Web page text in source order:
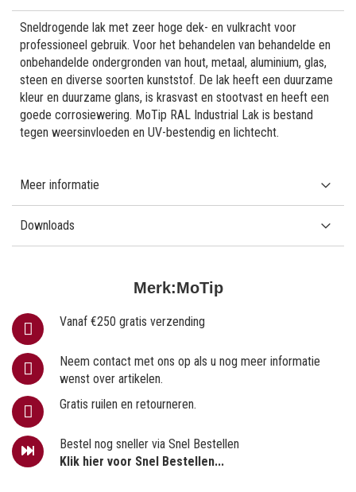
Merk:MoTip
Vanaf €250 gratis verzending
Neem contact met ons op als u nog meer informatie
wenst over artikelen.
Gratis ruilen en retourneren.
Bestel nog sneller via Snel Bestellen
Klik hier voor Snel Bestellen...
Sneldrogende lak met zeer hoge dek- en vulkracht voor
professioneel gebruik. Voor het behandelen van behandelde en
onbehandelde ondergronden van hout, metaal, aluminium, glas,
steen en diverse soorten kunststof. De lak heeft een duurzame
kleur en duurzame glans, is krasvast en stootvast en heeft een
goede corrosiewering. MoTip RAL Industrial Lak is bestand
tegen weersinvloeden en UV-bestendig en lichtecht.
Meer informatie
Downloads